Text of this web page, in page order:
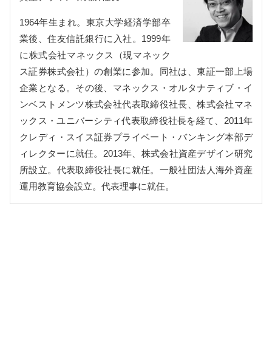
1964年生まれ。東京大学経済学部卒
業後、住友信託銀行に入社。1999年
に株式会社マネックス（現マネック
ス証券株式会社）の創業に参加。同社は、東証一部上場
企業となる。その後、マネックス・オルタナティブ・イ
ンベストメンツ株式会社代表取締役社長、株式会社マネ
ックス・ユニバーシティ代表取締役社長を経て、2011年
クレディ・スイス証券プライベート・バンキング本部デ
ィレクターに就任。2013年、株式会社資産デザイン研究
所設立。代表取締役社長に就任。一般社団法人海外資産
運用教育協会設立。代表理事に就任。